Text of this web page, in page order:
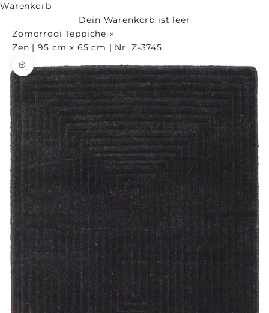
Warenkorb
Dein Warenkorb ist leer
Zomorrodi Teppiche
Zen | 95 cm x 65 cm | Nr. Z-3745
Bild vergrößern